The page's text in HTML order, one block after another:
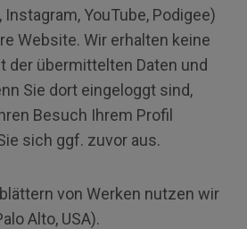
YouTube, Podigee)
Website. Wir erhalten keine
der übermittelten Daten und
Sie dort eingeloggt sind,
Besuch Ihrem Profil
sich ggf. zuvor aus.
von Werken nutzen wir
Alto, USA).